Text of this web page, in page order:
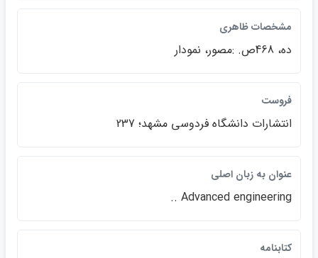
مشخصات ظاهري
ده، 468ص. :مصور، نمودار
فروست
انتشارات دانشگاه فردوسي مشهد؛ 237
عنوان به زبان اصلي
Advanced engineering ..
كتابنامه